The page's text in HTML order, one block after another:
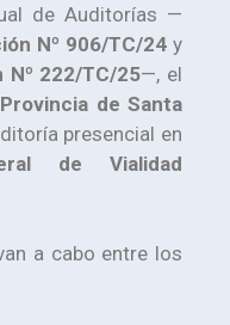
de Auditorías —
Nº 906/TC/24 y
Nº 222/TC/25—, el
de Santa
presencial en
de Vialidad
a cabo entre los